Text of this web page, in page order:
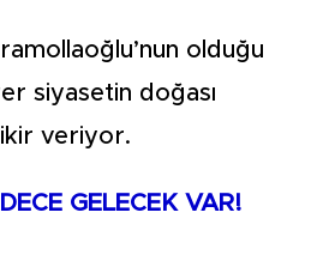
olduğu
siyasetin doğası
veriyor.
GELECEK VAR!